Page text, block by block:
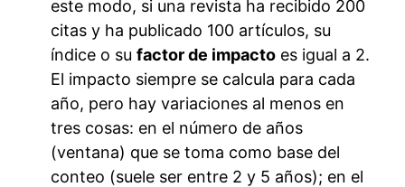
este modo, si una revista ha recibido 200
citas y ha publicado 100 artículos, su
índice o su factor de impacto es igual a 2.
El impacto siempre se calcula para cada
año, pero hay variaciones al menos en
tres cosas: en el número de años
(ventana) que se toma como base del
conteo (suele ser entre 2 y 5 años); en el